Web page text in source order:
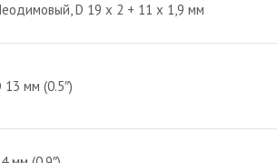
D 19 x 2 + 11 х 1,9 мм
13 мм (0.5″)